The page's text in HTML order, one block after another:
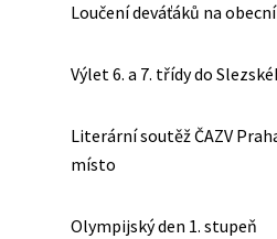
Loučení deváťáků na
Výlet 6. a 7. třídy do
Literární soutěž ČAZV
místo
Olympijský den 1. stupeň